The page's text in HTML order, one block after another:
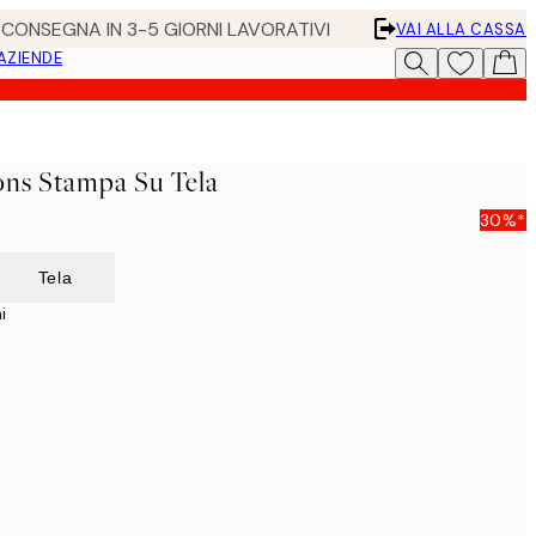
IN 3-5 GIORNI LAVORATIVI
VAI ALLA CASSA
Stampa Su Tela
30%*
Tela